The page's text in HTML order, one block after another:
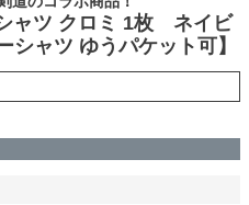
ャツ クロミ 1枚 ネイビ
シャツ ゆうパケット可】